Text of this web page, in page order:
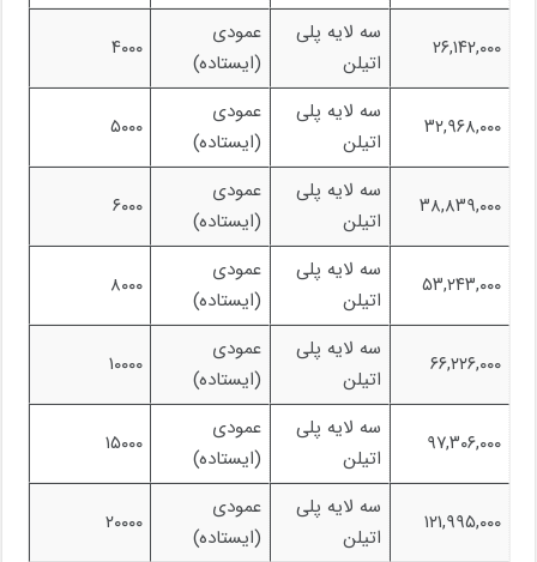
۲۶,۱۴۲,۰۰۰
سه لایه پلی
اتیلن
عمودی
(ایستاده)
۴۰۰۰
۳۲,۹۶۸,۰۰۰
سه لایه پلی
اتیلن
عمودی
(ایستاده)
۵۰۰۰
۳۸,۸۳۹,۰۰۰
سه لایه پلی
اتیلن
عمودی
(ایستاده)
۶۰۰۰
۵۳,۲۴۳,۰۰۰
سه لایه پلی
اتیلن
عمودی
(ایستاده)
۸۰۰۰
۶۶,۲۲۶,۰۰۰
سه لایه پلی
اتیلن
عمودی
(ایستاده)
۱۰۰۰۰
۹۷,۳۰۶,۰۰۰
سه لایه پلی
اتیلن
عمودی
(ایستاده)
۱۵۰۰۰
۱۲۱,۹۹۵,۰۰۰
سه لایه پلی
اتیلن
عمودی
(ایستاده)
۲۰۰۰۰